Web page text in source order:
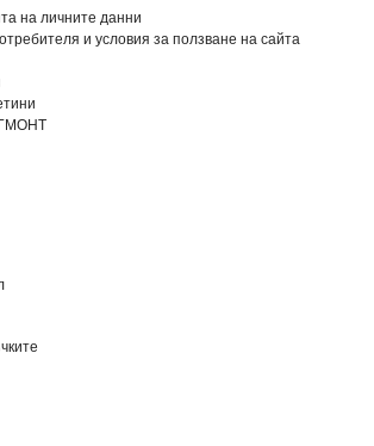
на личните данни
и условия за ползване на сайта